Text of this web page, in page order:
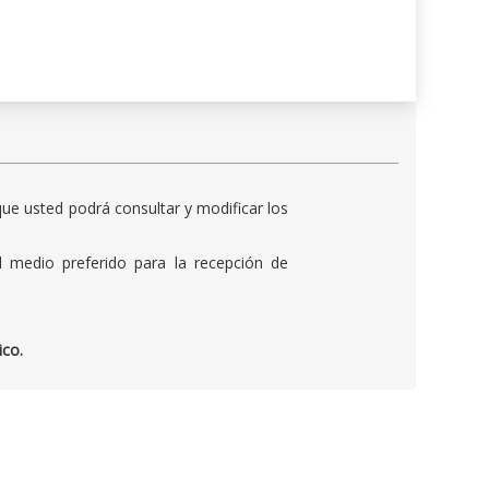
usted podrá consultar y modificar los
preferido para la recepción de